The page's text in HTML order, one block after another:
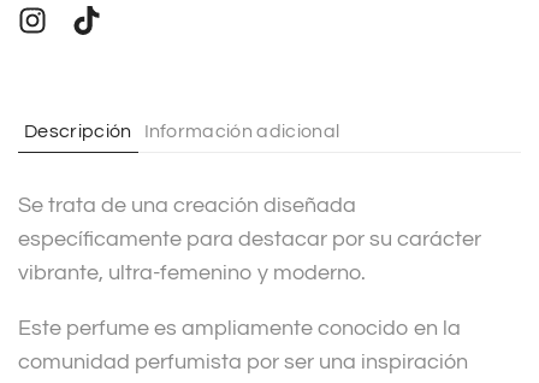
r
i
e
:
Descripción Información adicional
Se trata de una creación diseñada
específicamente para destacar por su carácter
vibrante, ultra-femenino y moderno.
Este perfume es ampliamente conocido en la
comunidad perfumista por ser una inspiración